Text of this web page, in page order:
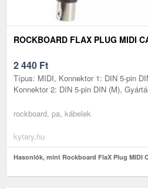
ROCKBOARD FLAX PLUG MIDI
2 440 Ft
Típus: MIDI, Konnektor 1: DIN 5-pin
Konnektor 2: DIN 5-pin DIN (M),
rockboard, pa, kábelek
kytary.hu
Hasonlók, mint Rockboard FlaX Plug MIDI